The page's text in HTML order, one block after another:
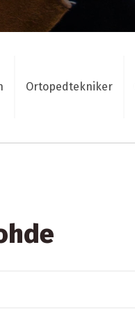
Ortopedtekniker